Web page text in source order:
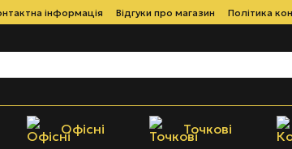
інформація Відгуки про магазин Політика
Офісні Точкові